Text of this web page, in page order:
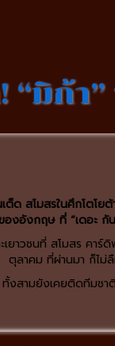
“มิก้า
สโมสรในศึกโตโย
องอังกฤษ ที่ “เดอะ
ยาวชนที่ สโมสร คา
ตุลาคม ที่ผ่านมา ก็ไม่
สามยังเคยติดทีมชา